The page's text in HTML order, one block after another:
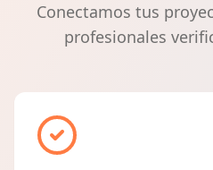
Conectamos tus
profesionales